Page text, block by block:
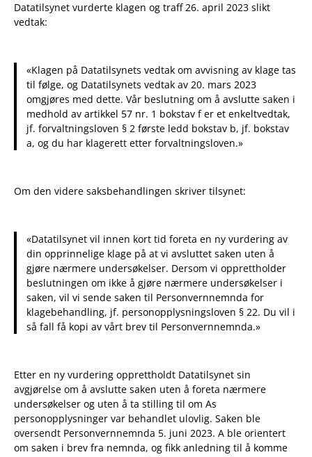
Datatilsynet vurderte klagen og traff 26. april 2023 slikt
vedtak:
«Klagen på Datatilsynets vedtak om avvisning av klage tas
til følge, og Datatilsynets vedtak av 20. mars 2023
omgjøres med dette. Vår beslutning om å avslutte saken i
medhold av artikkel 57 nr. 1 bokstav f er et enkeltvedtak,
jf. forvaltningsloven § 2 første ledd bokstav b, jf. bokstav
a, og du har klagerett etter forvaltningsloven.»
Om den videre saksbehandlingen skriver tilsynet:
«Datatilsynet vil innen kort tid foreta en ny vurdering av
din opprinnelige klage på at vi avsluttet saken uten å
gjøre nærmere undersøkelser. Dersom vi opprettholder
beslutningen om ikke å gjøre nærmere undersøkelser i
saken, vil vi sende saken til Personvernnemnda for
klagebehandling, jf. personopplysningsloven § 22. Du vil i
så fall få kopi av vårt brev til Personvernnemnda.»
Etter en ny vurdering opprettholdt Datatilsynet sin
avgjørelse om å avslutte saken uten å foreta nærmere
undersøkelser og uten å ta stilling til om As
personopplysninger var behandlet ulovlig. Saken ble
oversendt Personvernnemnda 5. juni 2023. A ble orientert
om saken i brev fra nemnda, og fikk anledning til å komme